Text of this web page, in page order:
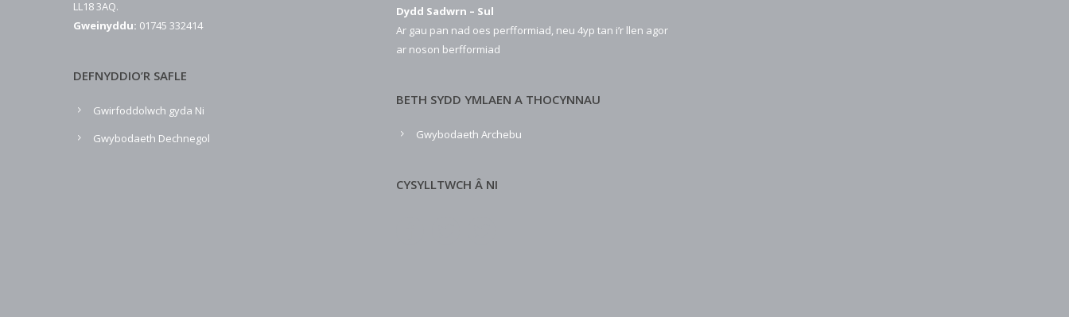
LL18 3AQ.
Gweinyddu: 01745 332414
DEFNYDDIO’R SAFLE
Gwirfoddolwch gyda Ni
Gwybodaeth Dechnegol
Dydd Sadwrn – Sul
Ar gau pan nad oes perfformiad, neu 4yp tan i’r llen agor
ar noson berfformiad
BETH SYDD YMLAEN A THOCYNNAU
Gwybodaeth Archebu
CYSYLLTWCH Â NI